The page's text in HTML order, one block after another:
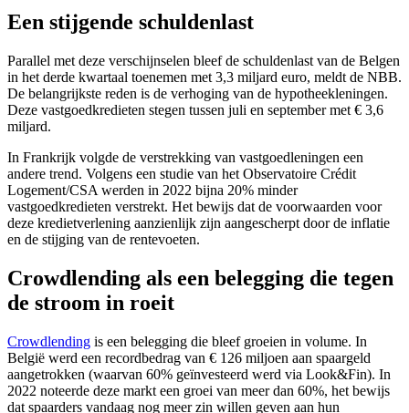
Een stijgende schuldenlast
Parallel met deze verschijnselen bleef de schuldenlast van de Belgen
in het derde kwartaal toenemen met 3,3 miljard euro, meldt de NBB.
De belangrijkste reden is de verhoging van de hypotheekleningen.
Deze vastgoedkredieten stegen tussen juli en september met € 3,6
miljard.
In Frankrijk volgde de verstrekking van vastgoedleningen een
andere trend. Volgens een studie van het Observatoire Crédit
Logement/CSA werden in 2022 bijna 20% minder
vastgoedkredieten verstrekt. Het bewijs dat de voorwaarden voor
deze kredietverlening aanzienlijk zijn aangescherpt door de inflatie
en de stijging van de rentevoeten.
Crowdlending als een belegging die tegen
de stroom in roeit
Crowdlending is een belegging die bleef groeien in volume. In
België werd een recordbedrag van € 126 miljoen aan spaargeld
aangetrokken (waarvan 60% geïnvesteerd werd via Look&Fin). In
2022 noteerde deze markt een groei van meer dan 60%, het bewijs
dat spaarders vandaag nog meer zin willen geven aan hun